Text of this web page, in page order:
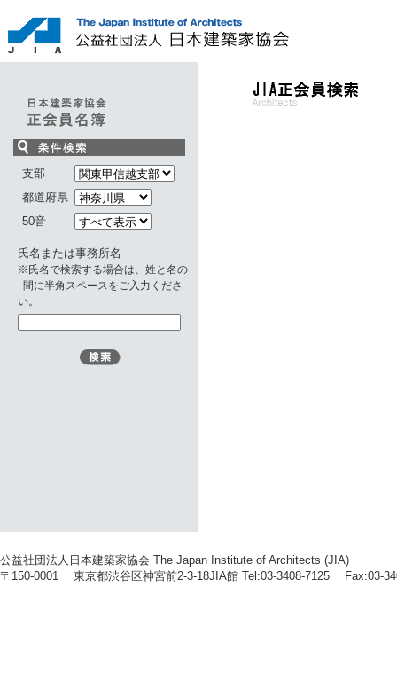
支部
都道府県
50音
氏名または事務所名
※氏名で検索する場合は、姓と名の
間に半角スペースをご入力くださ
い。
公益社団法人日本建築家協会 The Japan Institute of Architects (JIA)
〒150-0001 東京都渋谷区神宮前2-3-18JIA館 Tel:03-3408-7125 Fax:03-